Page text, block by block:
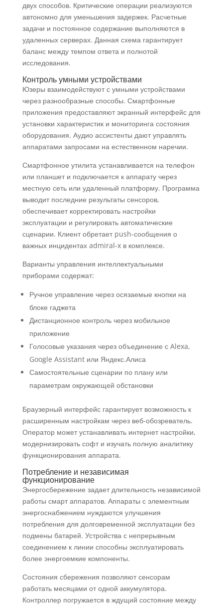
двух способов. Критические операции реализуются
автономно для уменьшения задержек. Расчетные
задачи и постоянное содержание выполняются в
удаленных серверах. Данная схема гарантирует
баланс между темпом ответа и полнотой
исследования.
Контроль умными устройствами
Юзеры взаимодействуют с умными устройствами
через разнообразные способы. Смартфонные
приложения предоставляют экранный интерфейс для
установки характеристик и мониторинга состояния
оборудования. Аудио ассистенты дают управлять
аппаратами запросами на естественном наречии.
Смартфонное утилита устанавливается на телефон
или планшет и подключается к аппарату через
местную сеть или удаленный платформу. Программа
выводит последние результаты сенсоров,
обеспечивает корректировать настройки
эксплуатации и регулировать автоматические
сценарии. Клиент обретает push-сообщения о
важных инцидентах admiral-x в комплексе.
Варианты управления интеллектуальными
приборами содержат:
Ручное управление через осязаемые кнопки на
блоке гаджета
Дистанционное контроль через мобильное
приложение
Голосовые указания через объединение с Alexa,
Google Assistant или Яндекс.Алиса
Самостоятельные сценарии по плану или
параметрам окружающей обстановки
Браузерный интерфейс гарантирует возможность к
расширенным настройкам через веб-обозреватель.
Оператор может устанавливать интернет настройки,
модернизировать софт и изучать полную аналитику
функционирования аппарата.
Потребление и независимая
функционирование
Энергосбережение задает длительность независимой
работы смарт аппаратов. Аппараты с элементным
энергоснабжением нуждаются улучшения
потребления для долговременной эксплуатации без
подмены батарей. Устройства с непрерывным
соединением к линии способны эксплуатировать
более энергоемкие компоненты.
Состояния сбережения позволяют сенсорам
работать месяцами от одной аккумулятора.
Контроллер погружается в ждущий состояние между